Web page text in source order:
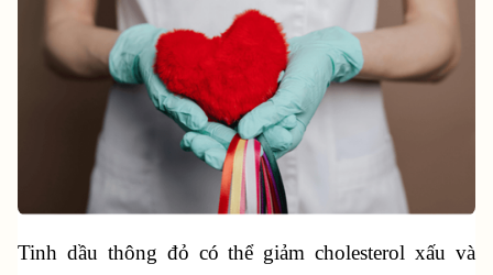
Tinh dầu thông đỏ có thể giảm cholesterol xấu và